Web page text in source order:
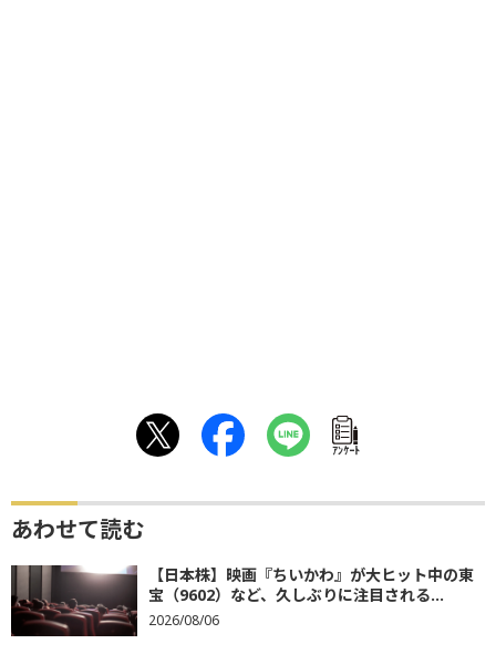
ｱﾝｹｰﾄ
あわせて読む
【日本株】映画『ちいかわ』が大ヒット中の東
宝（9602）など、久しぶりに注目される...
2026/08/06